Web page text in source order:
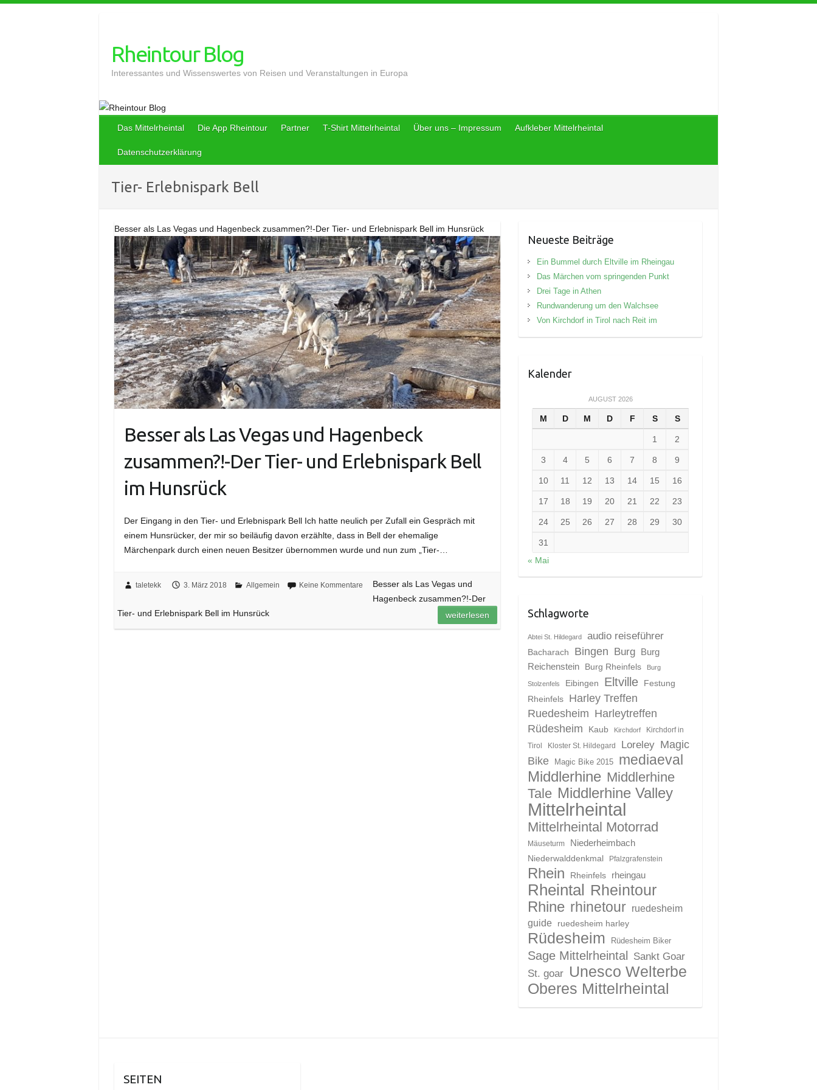
Rheintour Blog
Interessantes und Wissenswertes von Reisen und Veranstaltungen in Europa
Das Mittelrheintal Die App Rheintour Partner T-Shirt Mittelrheintal Über uns – Impressum Aufkleber Mittelrheintal
Datenschutzerklärung
Tier- Erlebnispark Bell
Besser als Las Vegas und Hagenbeck zusammen?!-Der Tier- und Erlebnispark Bell im Hunsrück
Besser als Las Vegas und Hagenbeck
zusammen?!-Der Tier- und Erlebnispark Bell
im Hunsrück
Der Eingang in den Tier- und Erlebnispark Bell Ich hatte neulich per Zufall ein Gespräch mit
einem Hunsrücker, der mir so beiläufig davon erzählte, dass in Bell der ehemalige
Märchenpark durch einen neuen Besitzer übernommen wurde und nun zum „Tier-…
taletekk 3. März 2018 Allgemein Keine Kommentare
Besser als Las Vegas und
Hagenbeck zusammen?!-Der
Tier- und Erlebnispark Bell im Hunsrück
weiterlesen
Neueste Beiträge
Ein Bummel durch Eltville im Rheingau
Das Märchen vom springenden Punkt
Drei Tage in Athen
Rundwanderung um den Walchsee
Von Kirchdorf in Tirol nach Reit im
Kalender
AUGUST 2026
M D M D F S S
1 2
3 4 5 6 7 8 9
10 11 12 13 14 15 16
17 18 19 20 21 22 23
24 25 26 27 28 29 30
31
« Mai
Schlagworte
Abtei St. Hildegard audio reiseführer
Bacharach Bingen Burg
Burg
Reichenstein
Burg Rheinfels Burg
Stolzenfels Eibingen Eltville
Festung
Rheinfels
Harley Treffen
Ruedesheim Harleytreffen
Rüdesheim
Kaub Kirchdorf
Kirchdorf in
Tirol
Kloster St. Hildegard Loreley Magic
Bike
Magic Bike 2015 mediaeval
Middlerhine Middlerhine
Tale Middlerhine Valley
Mittelrheintal
Mittelrheintal Motorrad
Mäuseturm
Niederheimbach
Niederwalddenkmal
Pfalzgrafenstein
Rhein Rheinfels rheingau
Rheintal Rheintour
Rhine rhinetour ruedesheim
guide
ruedesheim harley
Rüdesheim Rüdesheim Biker
Sage Mittelrheintal Sankt Goar
St. goar Unesco Welterbe
Oberes Mittelrheintal
SEITEN